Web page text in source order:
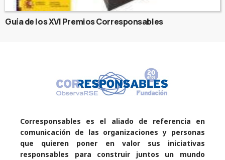
Guía de los XVI Premios Corresponsables
Corresponsables es el aliado de referencia en
comunicación de las organizaciones y personas
que quieren poner en valor sus iniciativas
responsables para construir juntos un mundo